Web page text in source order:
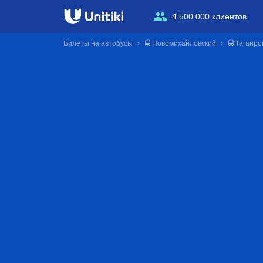
4 500 000 клиентов
Билеты на автобусы 🚍 Новомихайловский 🚍